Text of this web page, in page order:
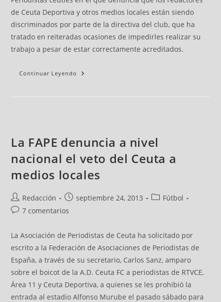
de Ceuta Deportiva y otros medios locales están siendo
discriminados por parte de la directiva del club, que ha
tratado en reiteradas ocasiones de impedirles realizar su
trabajo a pesar de estar correctamente acreditados.
Continuar Leyendo
La FAPE denuncia a nivel
nacional el veto del Ceuta a
medios locales
Redacción septiembre 24, 2013
Fútbol
7 comentarios
La Asociación de Periodistas de Ceuta ha solicitado por
escrito a la Federación de Asociaciones de Periodistas de
España, a través de su secretario, Carlos Sanz, amparo
sobre el boicot de la A.D. Ceuta FC a periodistas de RTVCE,
Área 11 y Ceuta Deportiva, a quienes se les prohibió la
entrada al estadio Alfonso Murube el pasado sábado para